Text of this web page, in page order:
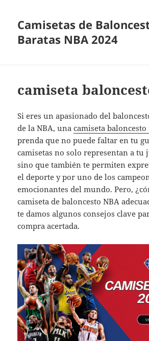
Camisetas de
Baratas NBA 2024
camiseta
Si eres un apasionado del
de la NBA, unacamiseta baloncesto
prenda que no puede faltar en tu
camisetas no solo representan a
sino que también te permiten
el deporte y por uno de los
emocionantes del mundo. Pero,
camiseta de baloncesto NBA
te damos algunos consejos clave
compra acertada.